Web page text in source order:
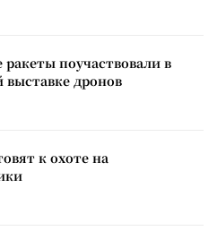
ракеты поучаствовали в
выставке дронов
к охоте на